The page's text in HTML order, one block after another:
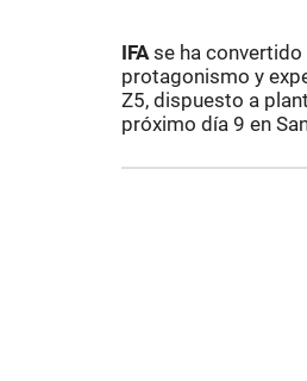
IFAse ha convertido
protagonismo y
Z5, dispuesto a
próximo día 9 en